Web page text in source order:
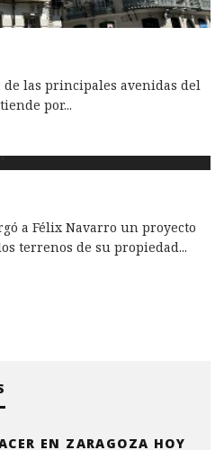
de las principales avenidas del
por...
a Félix Navarro un proyecto
terrenos de su propiedad...
EN ZARAGOZA HOY